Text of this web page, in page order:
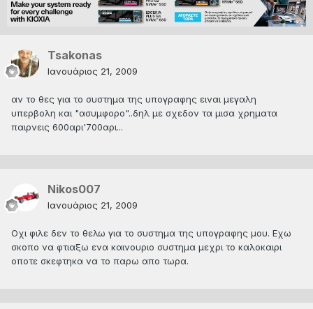
Tsakonas
Ιανουάριος 21, 2009
αν το θες για το συστημα της υπογραφης ειναι μεγαλη
υπερβολη και "ασυμφορο"..δηλ με σχεδον τα μισα χρηματα
παιρνεις 600αρι'700αρι...
Nikos007
Ιανουάριος 21, 2009
Οχι φιλε δεν το θελω για το συστημα της υπογραφης μου. Εχω
σκοπο να φτιαξω ενα καινουριο συστημα μεχρι το καλοκαιρι
οποτε σκεφτηκα να το παρω απο τωρα.